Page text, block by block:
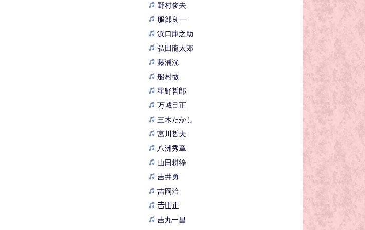
野村俊夫
服部良一
浜口庫之助
弘田龍太郎
藤浦洸
船村徹
星野哲郎
万城目正
三木たかし
宮川哲夫
八洲秀章
山田耕筰
吉井勇
吉岡治
𠮷田正
吉丸一昌